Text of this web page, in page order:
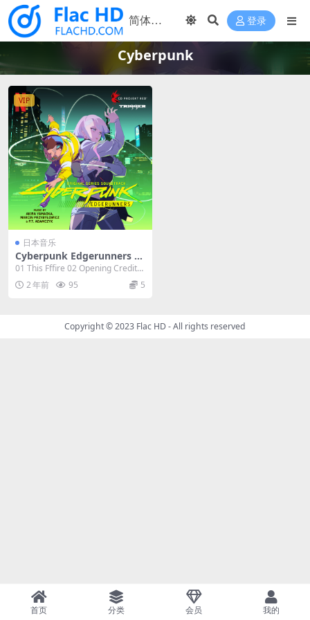
登录
Cyberpunk
VIP
日本音乐
Cyberpunk Edgerunners O
riginal Series Soundtrack 2
023 [24bit/44.1kHz] [Hi-Res
Flac 460MB]
01 This Fffire 02 Opening Credits
03 Mod...
2 年前 95 5
Copyright © 2023 Flac HD- All rights reserved
首页 分类 会员 我的